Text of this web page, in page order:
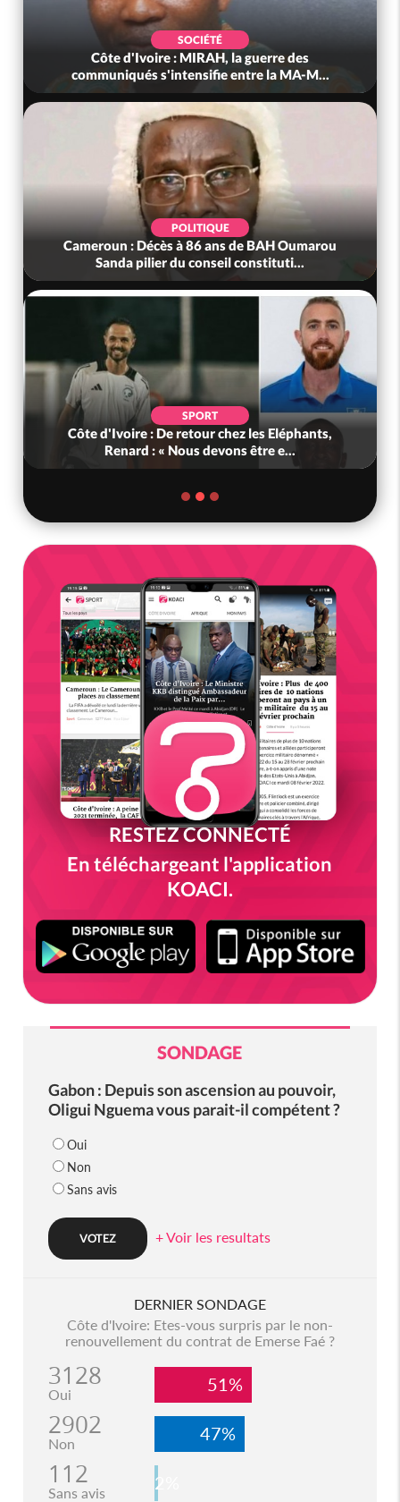
SOCIÉTÉ
Côte d'Ivoire : MIRAH, la guerre des
communiqués s'intensifie entre la MA-M...
POLITIQUE
Cameroun : Décès à 86 ans de BAH Oumarou
Sanda pilier du conseil constituti...
SPORT
Côte d'Ivoire : De retour chez les Eléphants,
Renard : « Nous devons être e...
RESTEZ CONNECTÉ
En téléchargeant l'application
KOACI.
SONDAGE
Gabon : Depuis son ascension au pouvoir,
Oligui Nguema vous parait-il compétent ?
Oui
Non
Sans avis
+ Voir les resultats
DERNIER SONDAGE
Côte d'Ivoire: Etes-vous surpris par le non-
renouvellement du contrat de Emerse Faé ?
3128
Oui 51%
2902
Non 47%
112
Sans avis 2%